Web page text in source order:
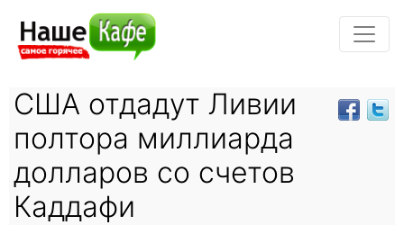
США отдадут Ливии
полтора миллиарда
долларов со счетов
Каддафи